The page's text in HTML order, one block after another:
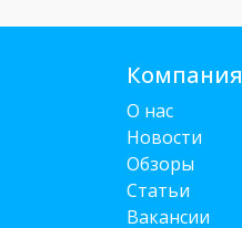
Компания
О нас
Новости
Обзоры
Статьи
Вакансии